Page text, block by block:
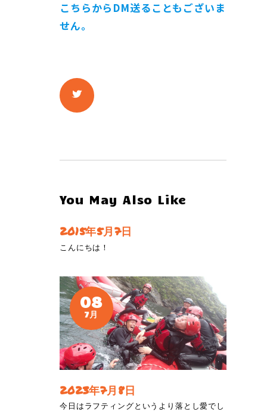
こちらからDM送ることもございま
せん。
You May Also Like
2015年5月7日
こんにちは！
08
7月
2023年7月8日
今日はラフティングというより落とし愛でし